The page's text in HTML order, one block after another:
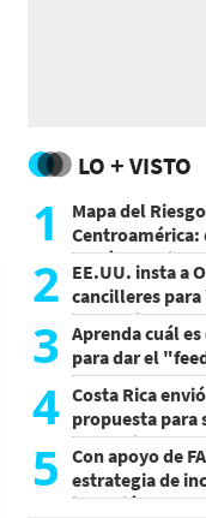
LO + VISTO
1
Mapa del
Centroamérica:
y cuáles
2 EE.UU. insta a
cancilleres
sobre Nicaragua
3 Aprenda cuál
para dar el
4 Costa Rica
propuesta para
comercial
5
Con apoyo de
estrategia de
inversión al